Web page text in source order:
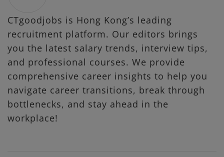
CTgoodjobs is Hong Kong’s leading
recruitment platform. Our editors brings
you the latest salary trends, interview tips,
and professional courses. We provide
comprehensive career insights to help you
navigate career transitions, break through
bottlenecks, and stay ahead in the
workplace!